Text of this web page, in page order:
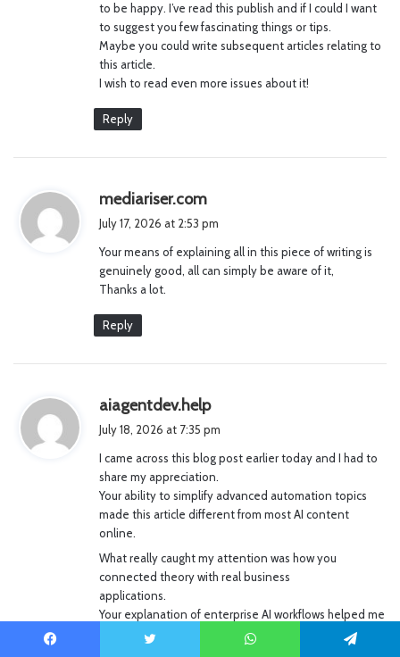
to be happy. I’ve read this publish and if I could I want
to suggest you few fascinating things or tips.
Maybe you could write subsequent articles relating to
this article.
I wish to read even more issues about it!
Reply
mediariser.com
s
:
July 17, 2026 at 2:53 pm
Your means of explaining all in this piece of writing is
genuinely good, all can simply be aware of it,
Thanks a lot.
Reply
aiagentdev.help
s
July 18, 2026 at 7:35 pm
I came across this blog post earlier today and I had to
share my appreciation.
Your ability to simplify advanced automation topics
made this article different from most AI content
online.
What really caught my attention was how you
connected theory with real business
applications.
Your explanation of enterprise AI workflows helped me
understand the